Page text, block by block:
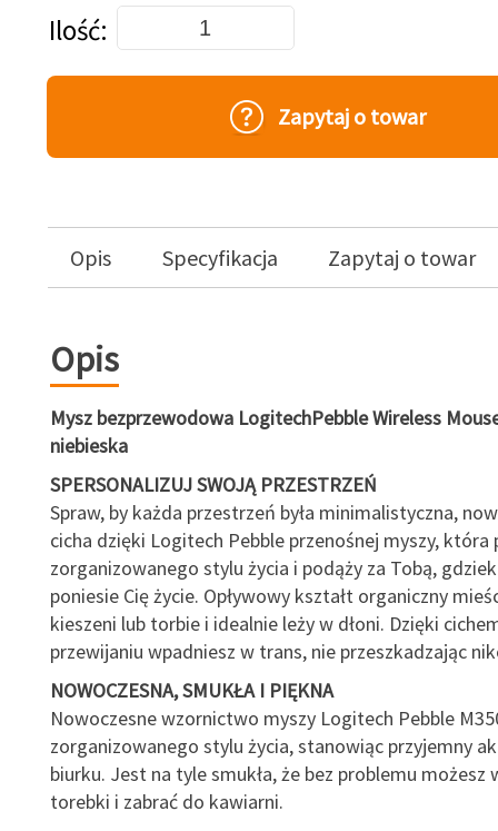
Dodaj do koszyka
Ilość
Zapytaj o towar
Opis Specyfikacja Zapytaj o towar
Opis
Mysz bezprzewodowa LogitechPebble Wireless
niebieska
SPERSONALIZUJ SWOJĄ PRZESTRZEŃ
Spraw, by każda przestrzeń była minimalistyczna,
cicha dzięki Logitech Pebble przenośnej myszy, która
zorganizowanego stylu życia i podąży za Tobą,
poniesie Cię życie. Opływowy kształt organiczny
kieszeni lub torbie i idealnie leży w dłoni. Dzięki
przewijaniu wpadniesz w trans, nie przeszkadzając
NOWOCZESNA, SMUKŁA I PIĘKNA
Nowoczesne wzornictwo myszy Logitech Pebble
zorganizowanego stylu życia, stanowiąc przyjemny
biurku. Jest na tyle smukła, że bez problemu możesz
torebki i zabrać do kawiarni.